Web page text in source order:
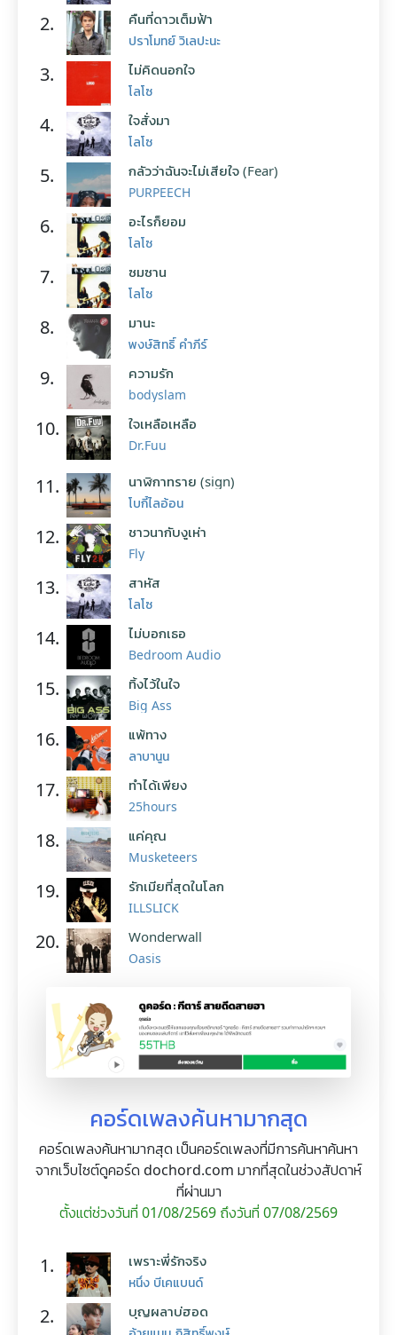
2. คืนที่ดาวเต็มฟ้า
ปราโมทย์ วิเลปะนะ
3. ไม่คิดนอกใจ
โลโซ
4. ใจสั่งมา
โลโซ
5. กลัวว่าฉันจะไม่เสียใจ (Fear)
PURPEECH
6. อะไรก็ยอม
โลโซ
7. ซมซาน
โลโซ
8. มานะ
พงษ์สิทธิ์ คำภีร์
9. ความรัก
bodyslam
10. ใจเหลือเหลือ
Dr.Fuu
11. นาฬิกาทราย (sign)
โบกี้ไลอ้อน
12. ชาวนากับงูเห่า
Fly
13. สาหัส
โลโซ
14. ไม่บอกเธอ
Bedroom Audio
15. ทิ้งไว้ในใจ
Big Ass
16. แพ้ทาง
ลาบานูน
17. ทำได้เพียง
25hours
18. แค่คุณ
Musketeers
19. รักเมียที่สุดในโลก
ILLSLICK
20. Wonderwall
Oasis
คอร์ดเพลงค้นหามากสุด
คอร์ดเพลงค้นหามากสุด เป็นคอร์ดเพลงที่มีการค้นหาค้นหา
จากเว็บไซต์ดูคอร์ด dochord.com มากที่สุดในช่วงสัปดาห์
ที่ผ่านมา
ตั้งแต่ช่วงวันที่ 01/08/2569 ถึงวันที่ 07/08/2569
1. เพราะพี่รักจริง
หนึ่ง บีเคแบนด์
2. บุญผลาบ่ฮอด